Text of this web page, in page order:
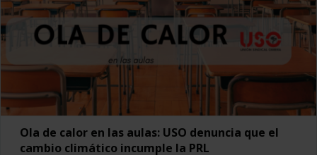
Ola de calor en las aulas: USO denuncia que el
cambio climático incumple la PRL